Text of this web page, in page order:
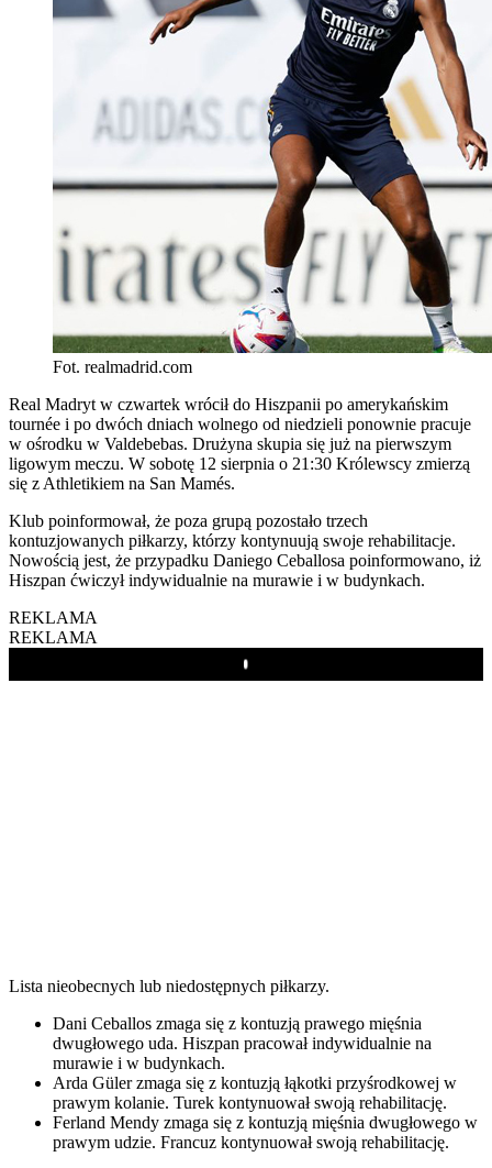
Fot. realmadrid.com
Real Madryt w czwartek wrócił do Hiszpanii po amerykańskim
tournée i po dwóch dniach wolnego od niedzieli ponownie pracuje
w ośrodku w Valdebebas. Drużyna skupia się już na pierwszym
ligowym meczu. W sobotę 12 sierpnia o 21:30 Królewscy zmierzą
się z Athletikiem na San Mamés.
Klub poinformował, że poza grupą pozostało trzech
kontuzjowanych piłkarzy, którzy kontynuują swoje rehabilitacje.
Nowością jest, że przypadku Daniego Ceballosa poinformowano, iż
Hiszpan ćwiczył indywidualnie na murawie i w budynkach.
REKLAMA
REKLAMA
Play
Lista nieobecnych lub niedostępnych piłkarzy.
Dani Ceballos zmaga się z kontuzją prawego mięśnia
dwugłowego uda. Hiszpan pracował indywidualnie na
murawie i w budynkach.
Arda Güler zmaga się z kontuzją łąkotki przyśrodkowej w
prawym kolanie. Turek kontynuował swoją rehabilitację.
Ferland Mendy zmaga się z kontuzją mięśnia dwugłowego w
prawym udzie. Francuz kontynuował swoją rehabilitację.